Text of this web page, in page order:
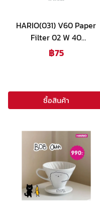
HARIO(031) V60 Paper
Filter 02 W 40
Sheets(1กล่องx40ใบ)สีขาว /
฿75
ซื้อสินค้า